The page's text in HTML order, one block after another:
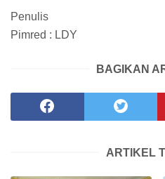
Penulis
Pimred : LDY
BAGIKAN
ARTIKEL